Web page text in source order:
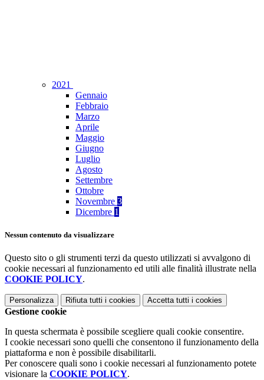
2021
Gennaio
Febbraio
Marzo
Aprile
Maggio
Giugno
Luglio
Agosto
Settembre
Ottobre
Novembre 3
Dicembre 1
Nessun contenuto da visualizzare
Questo sito o gli strumenti terzi da questo utilizzati si avvalgono di
cookie necessari al funzionamento ed utili alle finalità illustrate nella
COOKIE POLICY.
Personalizza Rifiuta tutti i cookies Accetta tutti i cookies
Gestione cookie
In questa schermata è possibile scegliere quali cookie consentire.
I cookie necessari sono quelli che consentono il funzionamento della
piattaforma e non è possibile disabilitarli.
Per conoscere quali sono i cookie necessari al funzionamento potete
visionare la COOKIE POLICY.